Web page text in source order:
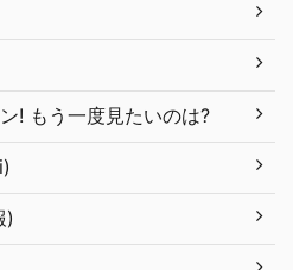
! もう一度見たいのは?
)